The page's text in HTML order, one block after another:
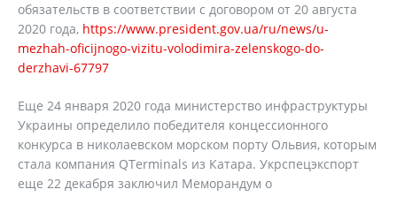
обязательств в соответствии с договором от 20 августа
2020 года, https://www.president.gov.ua/ru/news/u-
mezhah-oficijnogo-vizitu-volodimira-zelenskogo-do-
derzhavi-67797
Еще 24 января 2020 года министерство инфраструктуры
Украины определило победителя концессионного
конкурса в николаевском морском порту Ольвия, которым
стала компания QTerminals из Катара. Укрспецэкспорт
еще 22 декабря заключил Меморандум о